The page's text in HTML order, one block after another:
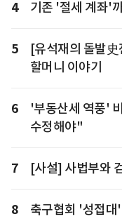
4 기존 '절세 계좌'
5
[유석재의 돌발史
할머니 이야기
6
'부동산세 역풍'
수정해야"
7 [사설] 사법부와
8
축구협회 '성접